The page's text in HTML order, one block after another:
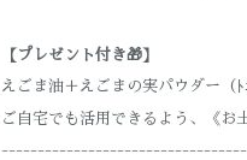
【プレゼント付き🎁】
えごま油＋えごまの実パウダー（
ご自宅でも活用できるよう、《お